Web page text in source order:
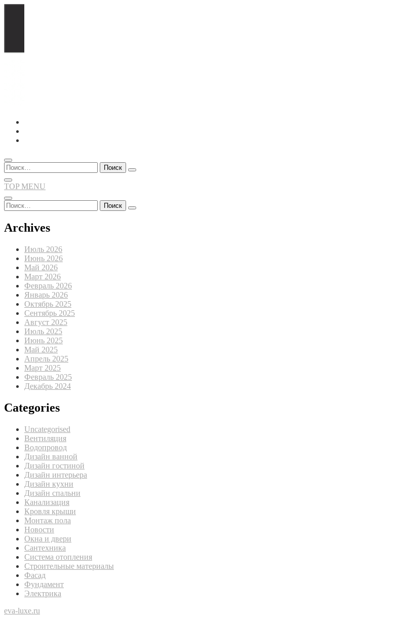
Перейти
содержимому
Найти:
TOP MENU
Найти:
Archives
Июль 2026
Июнь 2026
Май 2026
Март 2026
Февраль 2026
Январь 2026
Октябрь 2025
Сентябрь 2025
Август 2025
Июль 2025
Июнь 2025
Май 2025
Апрель 2025
Март 2025
Февраль 2025
Декабрь 2024
Categories
Uncategorised
Вентиляция
Водопровод
Дизайн ванной
Дизайн гостиной
Дизайн интерьера
Дизайн кухни
Дизайн спальни
Канализация
Кровля крыши
Монтаж пола
Новости
Окна и двери
Сантехника
Система отопления
Строительные материалы
Фасад
Фундамент
Электрика
eva-luxe.ru